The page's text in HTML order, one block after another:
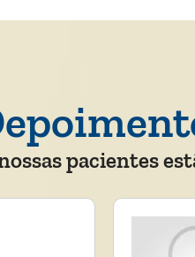
pacientes